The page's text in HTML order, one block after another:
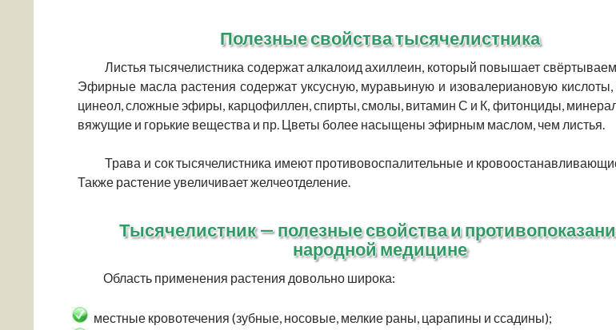
Полезные свойства тысячелистника
Листья тысячелистника содержат алкалоид ахиллеин, который повышает
Эфирные масла растения содержат уксусную, муравьиную и изовалериановую кислоты,
цинеол, сложные эфиры, карцофиллен, спирты, смолы, витамин С и К, фитонциды,
вяжущие и горькие вещества и пр. Цветы более насыщены эфирным маслом, чем листья.
Трава и сок тысячелистника имеют противовоспалительные и
Также растение увеличивает желчеотделение.
Тысячелистник — полезные свойства и
народной медицине
Область применения растения довольно широка:
местные кровотечения (зубные, носовые, мелкие раны, царапины и ссадины);